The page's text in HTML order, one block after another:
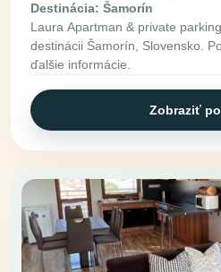
Destinácia: Šamorín
Laura Apartman & private
destinácii Šamorín, Slovensko.
ďalšie informácie.
Zobraziť